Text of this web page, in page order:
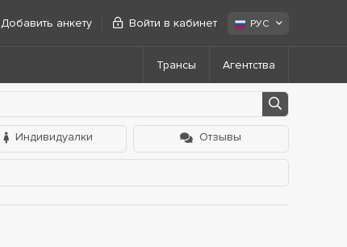
Добавить анкету Войти в кабинет РУС
Трансы Агентства
Индивидуалки Отзывы